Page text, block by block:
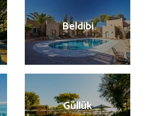
Beldibi
Güllük